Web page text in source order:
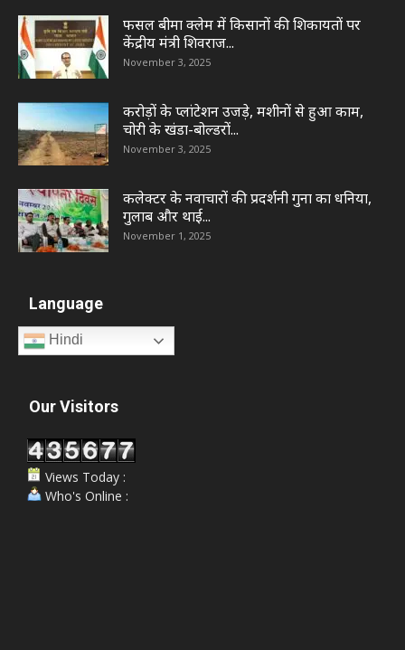
फसल बीमा क्लेम में किसानों की शिकायतों पर
केंद्रीय मंत्री शिवराज...
November 3, 2025
करोड़ों के प्लांटेशन उजड़े, मशीनों से हुआ काम,
चोरी के खंडा-बोल्डरों...
November 3, 2025
कलेक्टर के नवाचारों की प्रदर्शनी गुना का धनिया,
गुलाब और थाई...
November 1, 2025
Language
Hindi
Our Visitors
Views Today :
Who's Online :